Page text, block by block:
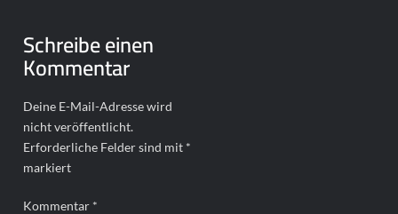
Schreibe einen
Kommentar
Deine E-Mail-Adresse wird
nicht veröffentlicht.
Erforderliche Felder sind mit *
markiert
Kommentar *